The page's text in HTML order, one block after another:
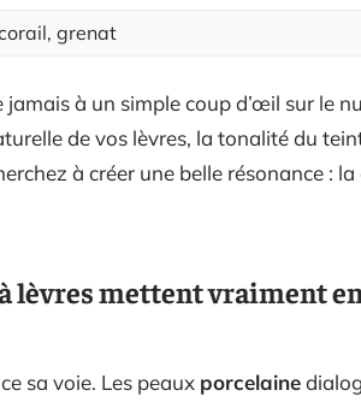
grenat
jamais à un simple coup d’œil sur le
de vos lèvres, la tonalité du
à créer une belle résonance :
lèvres mettent vraiment
sa voie. Les peaux porcelaine